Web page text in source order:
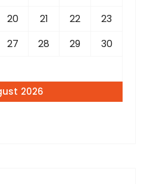
2026
20 21 22
23
27 28 29
30